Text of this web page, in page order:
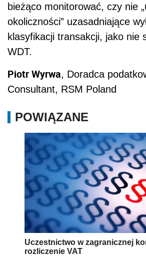
bieżąco monitorować, czy nie
okoliczności” uzasadniające
klasyfikacji transakcji, jako nie
WDT.
Piotr Wyrwa, Doradca
Consultant, RSM Poland
POWIĄZANE
Uczestnictwo w zagranicznej
rozliczenie VAT